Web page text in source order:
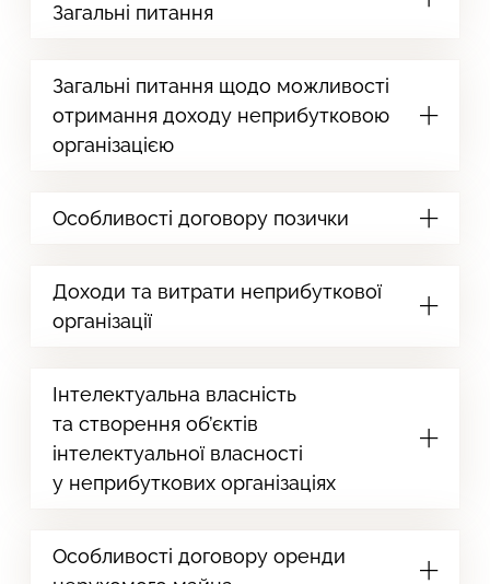
Загальні питання
Загальні питання щодо можливості
отримання доходу неприбутковою
організацією
Особливості договору позички
Доходи та витрати неприбуткової
організації
Інтелектуальна власність
та створення об’єктів
інтелектуальної власності
у неприбуткових організаціях
Особливості договору оренди